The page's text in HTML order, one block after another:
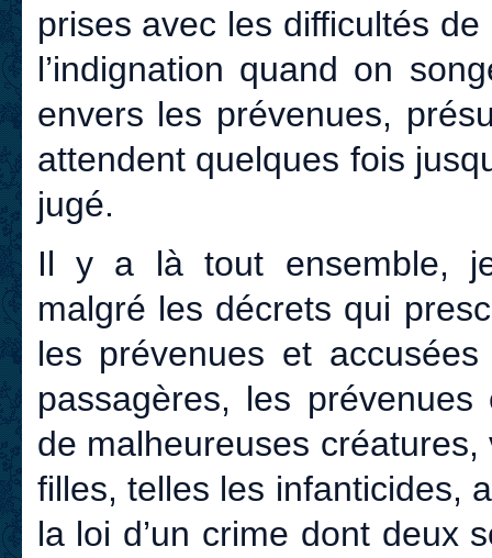
prises avec les difficultés
l’indignation quand on
envers les prévenues,
attendent quelques fois
jugé.
Il y a là tout ensemble,
malgré les décrets qui
les prévenues et
passagères, les
de malheureuses
filles, telles les infanticides,
la loi d’un crime dont deux